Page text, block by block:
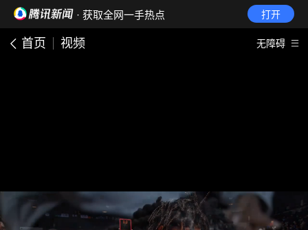
· 获取全网一手热点 打开
首页 视频 无障碍